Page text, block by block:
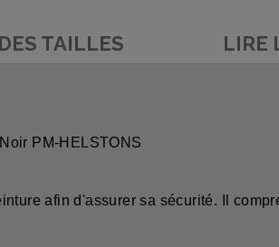
TAILLES LIRE
PM-HELSTONS
afin d'assurer sa sécurité. Il